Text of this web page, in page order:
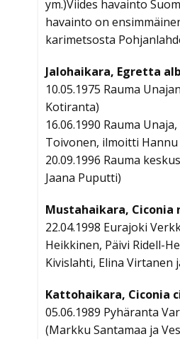
ym.)Viides havainto
havainto on
karimetsosta
Jalohaikara, Egretta
10.05.1975 Rauma
Kotiranta)
16.06.1990 Rauma
Toivonen, ilmoitti Hannu
20.09.1996 Rauma
Jaana Puputti)
Mustahaikara, Ciconia
22.04.1998 Eurajoki
Heikkinen, Päivi Ridell-
Kivislahti, Elina Virtanen
Kattohaikara, Ciconia
05.06.1989 Pyhäranta
(Markku Santamaa ja